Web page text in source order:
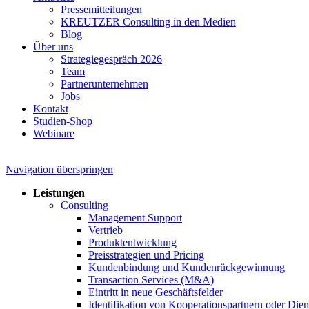
Pressemitteilungen
KREUTZER Consulting in den Medien
Blog
Über uns
Strategiegespräch 2026
Team
Partnerunternehmen
Jobs
Kontakt
Studien-Shop
Webinare
Navigation überspringen
Leistungen
Consulting
Management Support
Vertrieb
Produktentwicklung
Preisstrategien und Pricing
Kundenbindung und Kundenrückgewinnung
Transaction Services (M&A)
Eintritt in neue Geschäftsfelder
Identifikation von Kooperationspartnern oder